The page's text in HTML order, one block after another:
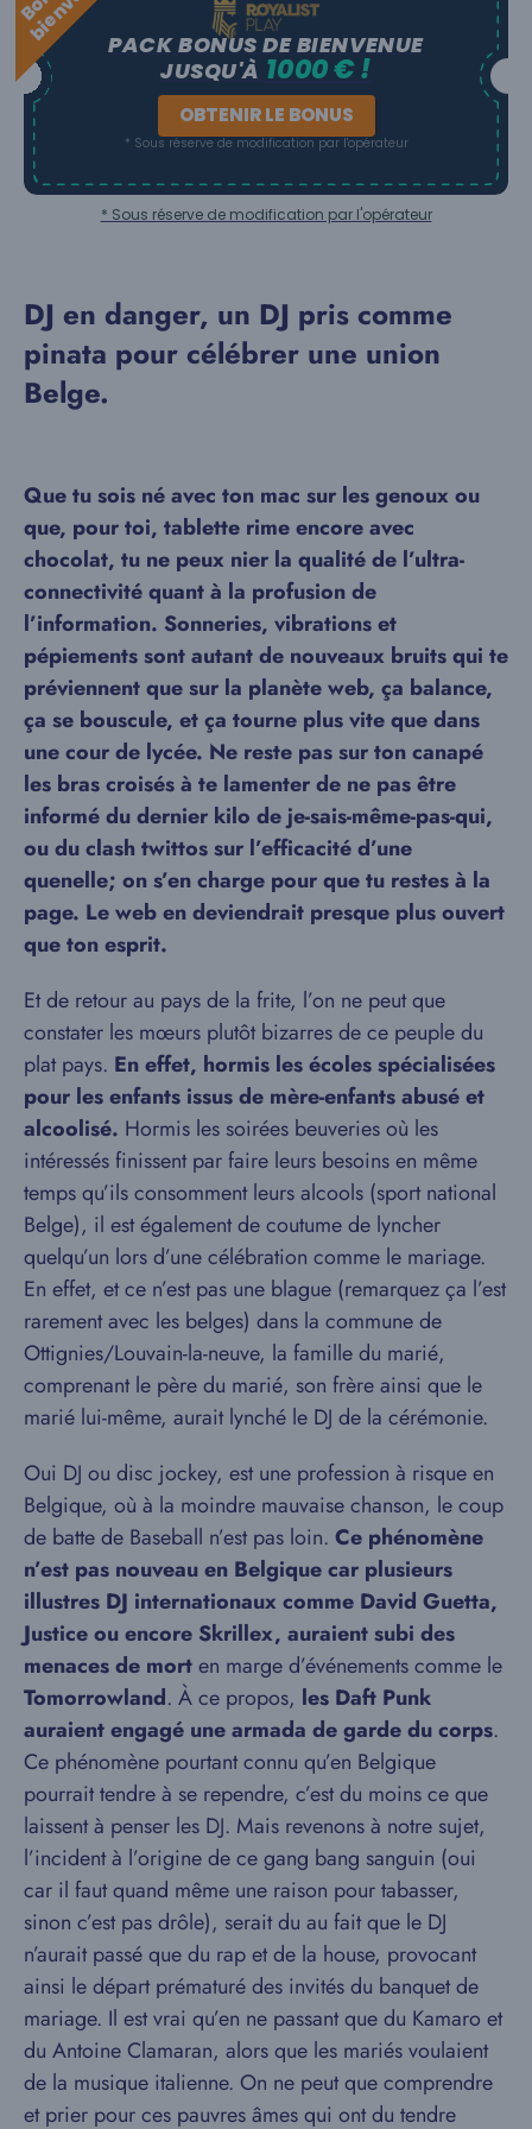
PACK BONUS DE BIENVENUE
JUSQU'À 1000 € !
OBTENIR LE BONUS
* Sous réserve de modification par l'opérateur
* Sous réserve de modification par l'opérateur
DJ en danger, un DJ pris comme
pinata pour célébrer une union
Belge.
Que tu sois né avec ton mac sur les genoux ou
que, pour toi, tablette rime encore avec
chocolat, tu ne peux nier la qualité de l’ultra-
connectivité quant à la profusion de
l’information. Sonneries, vibrations et
pépiements sont autant de nouveaux bruits qui te
préviennent que sur la planète web, ça balance,
ça se bouscule, et ça tourne plus vite que dans
une cour de lycée. Ne reste pas sur ton canapé
les bras croisés à te lamenter de ne pas être
informé du dernier kilo de je-sais-même-pas-qui,
ou du clash twittos sur l’efficacité d’une
quenelle; on s’en charge pour que tu restes à la
page. Le web en deviendrait presque plus ouvert
que ton esprit.
Et de retour au pays de la frite, l’on ne peut que
constater les mœurs plutôt bizarres de ce peuple du
plat pays. En effet, hormis les écoles spécialisées
pour les enfants issus de mère-enfants abusé et
alcoolisé. Hormis les soirées beuveries où les
intéressés finissent par faire leurs besoins en même
temps qu’ils consomment leurs alcools (sport national
Belge), il est également de coutume de lyncher
quelqu’un lors d’une célébration comme le mariage.
En effet, et ce n’est pas une blague (remarquez ça l’est
rarement avec les belges) dans la commune de
Ottignies/Louvain-la-neuve, la famille du marié,
comprenant le père du marié, son frère ainsi que le
marié lui-même, aurait lynché le DJ de la cérémonie.
Oui DJ ou disc jockey, est une profession à risque en
Belgique, où à la moindre mauvaise chanson, le coup
de batte de Baseball n’est pas loin. Ce phénomène
n’est pas nouveau en Belgique car plusieurs
illustres DJ internationaux comme David Guetta,
Justice ou encore Skrillex, auraient subi des
menaces de morten marge d’événements comme le
Tomorrowland. À ce propos, les Daft Punk
auraient engagé une armada de garde du corps.
Ce phénomène pourtant connu qu’en Belgique
pourrait tendre à se rependre, c’est du moins ce que
laissent à penser les DJ. Mais revenons à notre sujet,
l’incident à l’origine de ce gang bang sanguin (oui
car il faut quand même une raison pour tabasser,
sinon c’est pas drôle), serait du au fait que le DJ
n’aurait passé que du rap et de la house, provocant
ainsi le départ prématuré des invités du banquet de
mariage. Il est vrai qu’en ne passant que du Kamaro et
du Antoine Clamaran, alors que les mariés voulaient
de la musique italienne. On ne peut que comprendre
et prier pour ces pauvres âmes qui ont du tendre